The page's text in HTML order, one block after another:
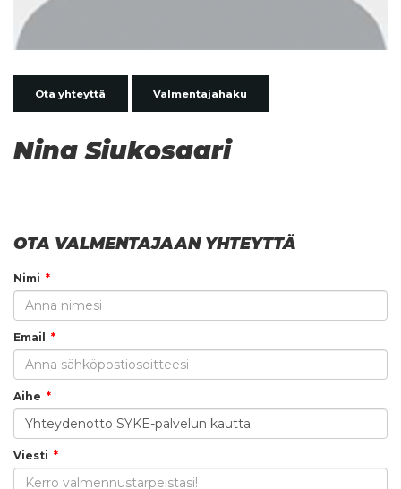
Ota yhteyttä Valmentajahaku
Nina Siukosaari
OTA VALMENTAJAAN YHTEYTTÄ
Nimi
Email
Aihe
Viesti